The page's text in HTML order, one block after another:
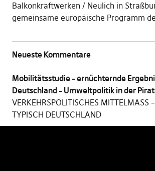
Balkonkraftwerken
Neulich in
gemeinsame europäische Programm
Neueste Kommentare
Mobilitätsstudie – ernüchternde
Deutschland – Umweltpolitik in der
VERKEHRSPOLITISCHES MITTELMASS
TYPISCH DEUTSCHLAND